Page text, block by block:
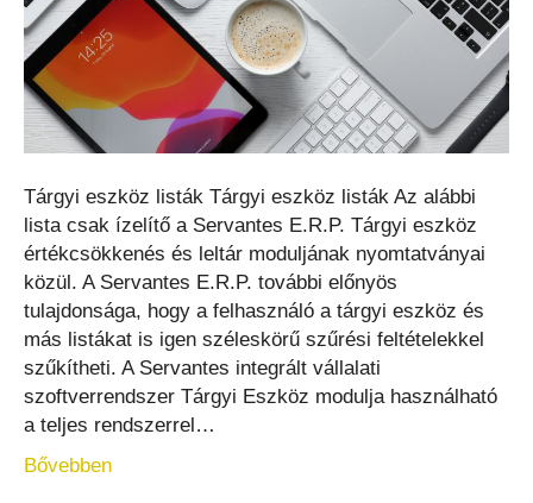
Tárgyi eszköz listák Tárgyi eszköz listák Az alábbi
lista csak ízelítő a Servantes E.R.P. Tárgyi eszköz
értékcsökkenés és leltár moduljának nyomtatványai
közül. A Servantes E.R.P. további előnyös
tulajdonsága, hogy a felhasználó a tárgyi eszköz és
más listákat is igen széleskörű szűrési feltételekkel
szűkítheti. A Servantes integrált vállalati
szoftverrendszer Tárgyi Eszköz modulja használható
a teljes rendszerrel…
Bővebben